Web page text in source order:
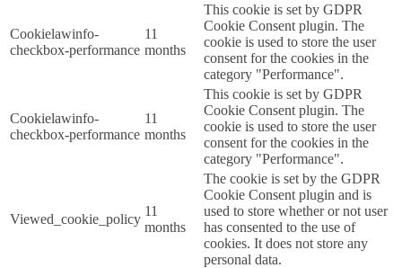
cookielawinfo-
checkbox-performance
11
months
This cookie is set by GDPR
Cookie Consent plugin. The
cookie is used to store the user
consent for the cookies in the
category "Performance".
cookielawinfo-
checkbox-performance
11
months
This cookie is set by GDPR
Cookie Consent plugin. The
cookie is used to store the user
consent for the cookies in the
category "Performance".
viewed_cookie_policy
11
months
The cookie is set by the GDPR
Cookie Consent plugin and is
used to store whether or not user
has consented to the use of
cookies. It does not store any
personal data.